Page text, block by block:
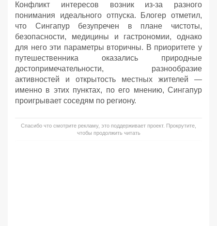
Конфликт интересов возник из-за разного
понимания идеального отпуска. Блогер отметил,
что Сингапур безупречен в плане чистоты,
безопасности, медицины и гастрономии, однако
для него эти параметры вторичны. В приоритете у
путешественника оказались природные
достопримечательности, разнообразие
активностей и открытость местных жителей —
именно в этих пунктах, по его мнению, Сингапур
проигрывает соседям по региону.
Спасибо что смотрите рекламу, это поддерживает проект. Прокрутите,
чтобы продолжить читать